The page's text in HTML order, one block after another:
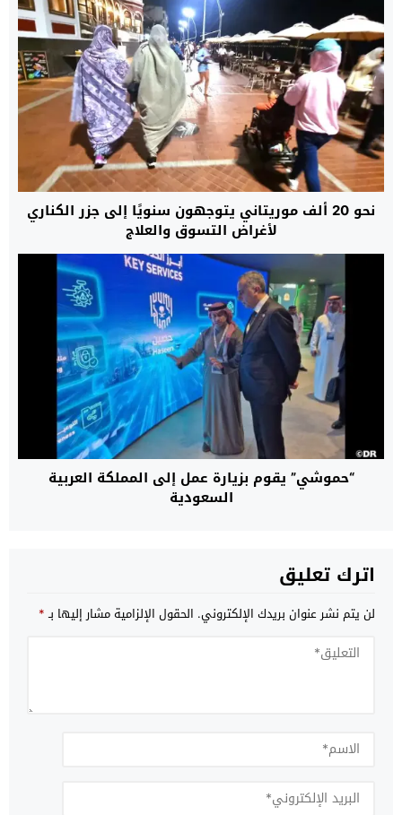
نحو 20 ألف موريتاني يتوجهون سنويًا إلى جزر الكناري
لأغراض التسوق والعلاج
“حموشي” يقوم بزيارة عمل إلى المملكة العربية
السعودية
اترك تعليق
لن يتم نشر عنوان بريدك الإلكتروني. الحقول الإلزامية مشار إليها بـ*